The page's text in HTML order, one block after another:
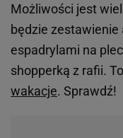
Możliwości jest
będzie zestawienie
espadrylami na
shopperką z rafii.
wakacje. Sprawdź!